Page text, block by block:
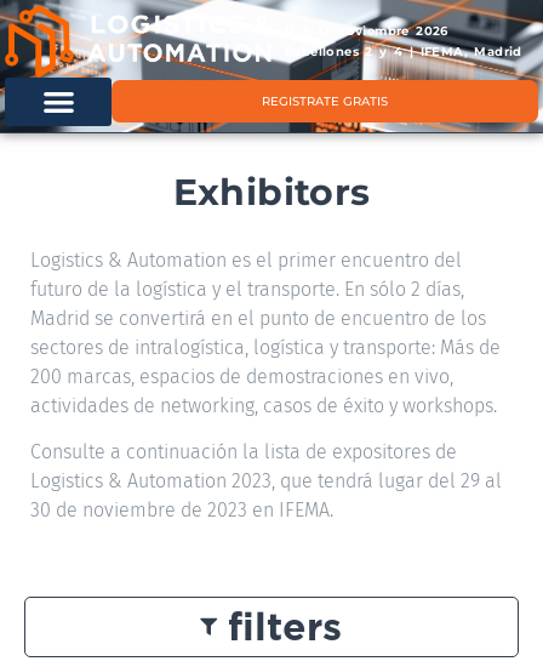
11 & 12 noviembre 2026
Pabellones 2 y 4 | IFEMA, Madrid
REGISTRATE GRATIS
Exhibitors
Logistics & Automation es el primer encuentro del
futuro de la logística y el transporte. En sólo 2 días,
Madrid se convertirá en el punto de encuentro de los
sectores de intralogística, logística y transporte: Más de
200 marcas, espacios de demostraciones en vivo,
actividades de networking, casos de éxito y workshops.
Consulte a continuación la lista de expositores de
Logistics & Automation 2023, que tendrá lugar del 29 al
30 de noviembre de 2023 en IFEMA.
filters